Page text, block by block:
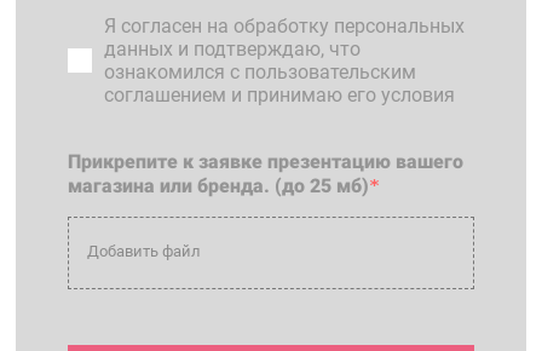
Я согласен на обработку персональных
данных и подтверждаю, что
ознакомился с пользовательским
соглашением и принимаю его условия
Прикрепите к заявке презентацию вашего
магазина или бренда. (до 25 мб)*
Добавить файл